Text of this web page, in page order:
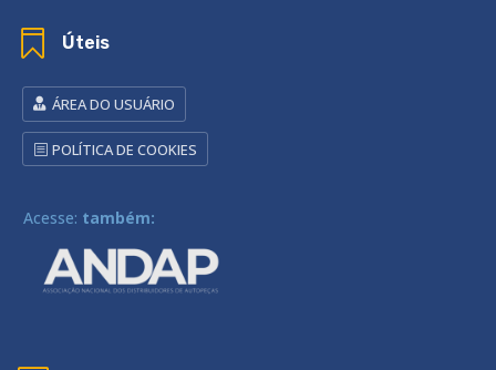
 Úteis
ÁREA DO USUÁRIO
POLÍTICA DE COOKIES
Acesse: também: